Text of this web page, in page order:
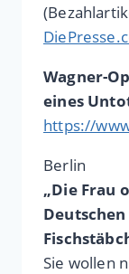
Wagner-
eines
https://
Berlin
„Die Frau
Sie wollen